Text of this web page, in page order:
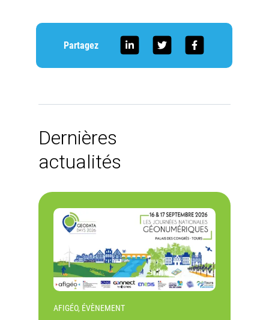
Partagez
Dernières
actualités
AFIGÉO, ÉVÈNEMENT